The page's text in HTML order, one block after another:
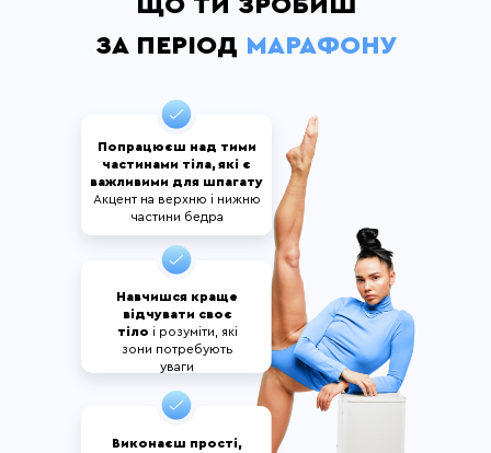
Попрацюєш над тими
частинами тіла, які є
важливими для шпагату
Акцент на верхню і нижню
частини бедра
Навчишся краще
відчувати своє
тіло і розуміти, які
зони потребують
уваги
Виконаєш прості,
ЩО ТИ ЗРОБИШ
ЗА ПЕРІОД МАРАФОНУ